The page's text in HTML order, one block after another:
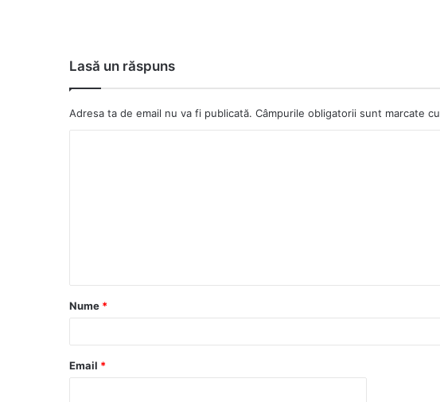
Lasă un răspuns
Adresa ta de email nu va fi publicată. Câmpurile obligatorii sunt marcate cu
a
r
*
Nume *
Email *